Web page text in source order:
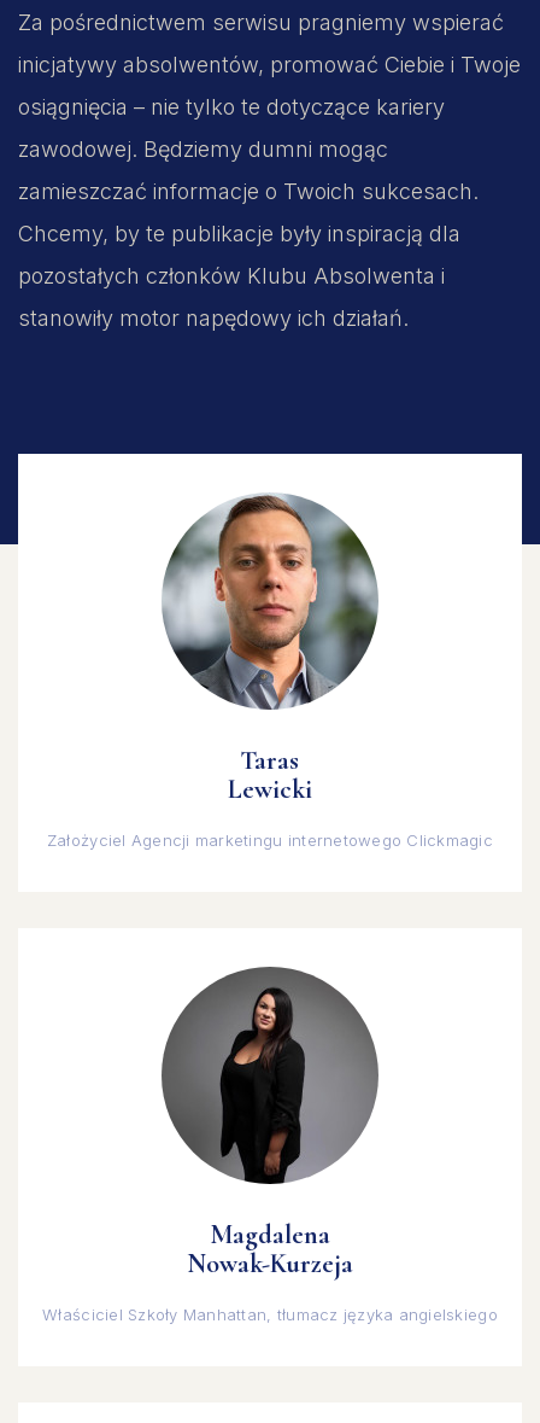
Za pośrednictwem serwisu pragniemy wspierać
inicjatywy absolwentów, promować Ciebie i Twoje
osiągnięcia – nie tylko te dotyczące kariery
zawodowej. Będziemy dumni mogąc
zamieszczać informacje o Twoich sukcesach.
Chcemy, by te publikacje były inspiracją dla
pozostałych członków Klubu Absolwenta i
stanowiły motor napędowy ich działań.
Taras
Lewicki
Założyciel Agencji marketingu internetowego Clickmagic
Magdalena
Nowak-Kurzeja
Właściciel Szkoły Manhattan, tłumacz języka angielskiego